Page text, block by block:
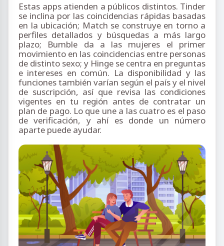
Estas apps atienden a públicos distintos. Tinder
se inclina por las coincidencias rápidas basadas
en la ubicación; Match se construye en torno a
perfiles detallados y búsquedas a más largo
plazo; Bumble da a las mujeres el primer
movimiento en las coincidencias entre personas
de distinto sexo; y Hinge se centra en preguntas
e intereses en común. La disponibilidad y las
funciones también varían según el país y el nivel
de suscripción, así que revisa las condiciones
vigentes en tu región antes de contratar un
plan de pago. Lo que une a las cuatro es el paso
de verificación, y ahí es donde un número
aparte puede ayudar.